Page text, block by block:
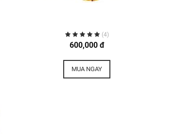
(4)
600,000 đ
MUA NGAY